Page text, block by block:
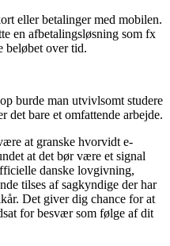
eller betalinger med mobilen.
en afbetalingsløsning som fx
over tid.
burde man utvivlsomt studere
det bare et omfattende arbejde.
at granske hvorvidt e-
at det bør være et signal
danske lovgivning,
tilses af sagkyndige der har
Det giver dig chance for at
for besvær som følge af dit